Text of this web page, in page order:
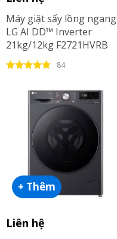
Máy giặt sấy lồng ngang
LG AI DD™ Inverter
21kg/12kg F2721HVRB
84
+ Thêm
Liên hệ